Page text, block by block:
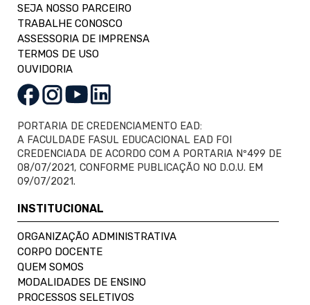
SEJA NOSSO PARCEIRO
TRABALHE CONOSCO
ASSESSORIA DE IMPRENSA
TERMOS DE USO
OUVIDORIA
PORTARIA DE CREDENCIAMENTO EAD:
A FACULDADE FASUL EDUCACIONAL EAD FOI
CREDENCIADA DE ACORDO COM A PORTARIA Nº499 DE
08/07/2021, CONFORME PUBLICAÇÃO NO D.O.U. EM
09/07/2021.
INSTITUCIONAL
ORGANIZAÇÃO ADMINISTRATIVA
CORPO DOCENTE
QUEM SOMOS
MODALIDADES DE ENSINO
PROCESSOS SELETIVOS